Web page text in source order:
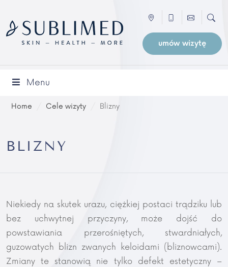
umów wizytę
Menu
Home Cele wizyty Blizny
BLIZNY
Niekiedy na skutek urazu, ciężkiej postaci trądziku lub
bez uchwytnej przyczyny, może dojść do
powstawiania przerośniętych, stwardniałych,
guzowatych blizn zwanych keloidami (bliznowcami).
Zmiany te stanowią nie tylko defekt estetyczny –